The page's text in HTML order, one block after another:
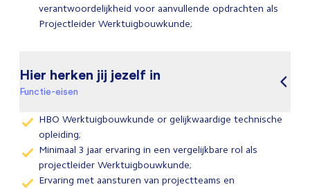
verantwoordelijkheid voor aanvullende opdrachten als
Projectleider Werktuigbouwkunde;
Hier herken jij jezelf in
Functie-eisen
HBO Werktuigbouwkunde or gelijkwaardige technische
opleiding;
Minimaal 3 jaar ervaring in een vergelijkbare rol als
projectleider Werktuigbouwkunde;
Ervaring met aansturen van projectteams en